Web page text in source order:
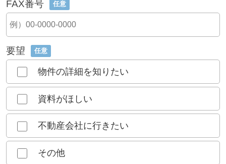
FAX番号 任意
要望 任意
物件の詳細を知りたい
資料がほしい
不動産会社に行きたい
その他